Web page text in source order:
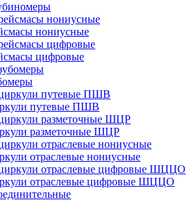
нониусные
цифровые
путевые ПШВ
разметочные ШЦР
отраслевые нониусные
отраслевые цифровые ШЦЦО